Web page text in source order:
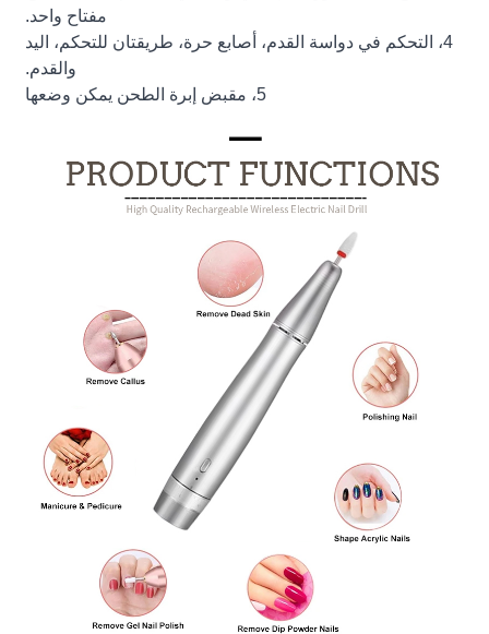
مفتاح واحد.
4، التحكم في دواسة القدم، أصابع حرة، طريقتان للتحكم، اليد
والقدم.
5، مقبض إبرة الطحن يمكن وضعها